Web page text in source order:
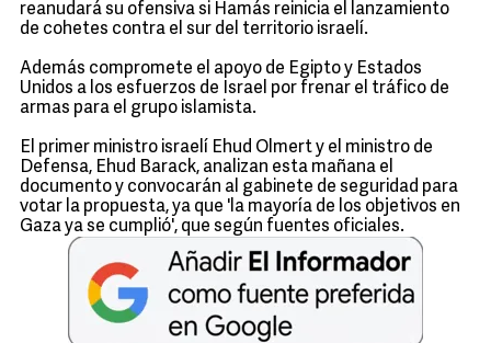
reanudará su ofensiva si Hamás reinicia el lanzamiento
de cohetes contra el sur del territorio israelí.
Además compromete el apoyo de Egipto y Estados
Unidos a los esfuerzos de Israel por frenar el tráfico de
armas para el grupo islamista.
El primer ministro israelí Ehud Olmert y el ministro de
Defensa, Ehud Barack, analizan esta mañana el
documento y convocarán al gabinete de seguridad para
votar la propuesta, ya que 'la mayoría de los objetivos en
Gaza ya se cumplió', que según fuentes oficiales.